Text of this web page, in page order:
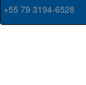
+55 79 3194-6528